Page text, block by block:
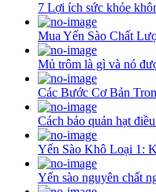
7 Lợi ích sức khỏe
Mua Yến Sào Chất
Mủ trôm là gì và nó
Các Bước Cơ Bản
Cách bảo quản hạt
Yến Sào Khô Loại 1:
Yến sào nguyên chất